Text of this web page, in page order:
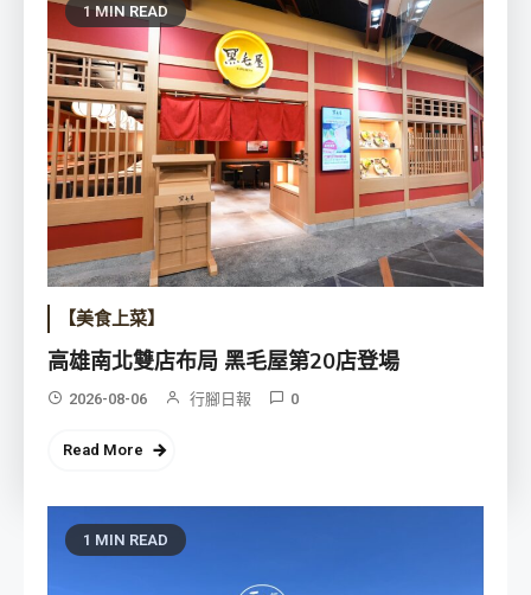
1 MIN READ
【美食上菜】
高雄南北雙店布局 黑毛屋第20店登場
2026-08-06 行腳日報 0
Read More
1 MIN READ